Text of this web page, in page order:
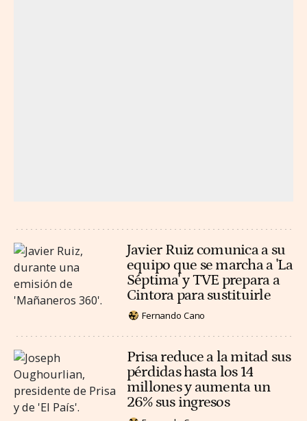
Javier Ruiz comunica a su
equipo que se marcha a 'La
Séptima' y TVE prepara a
Cintora para sustituirle
Fernando Cano
Prisa reduce a la mitad sus
pérdidas hasta los 14
millones y aumenta un
26% sus ingresos